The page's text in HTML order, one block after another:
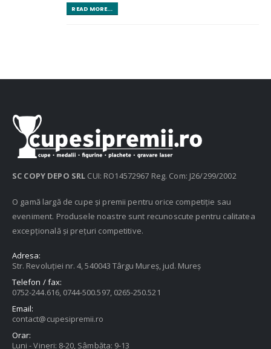
READ MORE...
SC COPY DEPO SRL CUI: RO14572967 Reg. Com: J26/299/2002
O gamă largă de cupe și premii pentru orice competiție sau
eveniment. Produsele noastre sunt recunoscute pentru calitatea
excepțională și prețuri competitive.
Adresa:
Str. Revoluției nr. 4, 540043 Târgu Mureș, jud. Mureș
Telefon / fax:
0752-244.616, 0744-500.597, 0265-250.521
Email:
contact@cupesipremii.ro
Orar:
Luni - Vineri: 8-20, Sâmbăta: 9-13